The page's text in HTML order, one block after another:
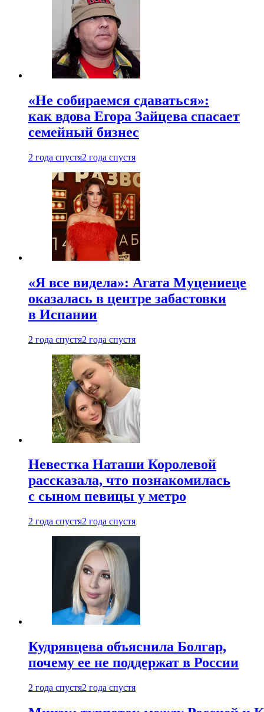
«Не собираемся сдаваться»:
как вдова Егора Зайцева спасает
семейный бизнес
2 года спустя2 года спустя
«Я все видела»: Агата Муцениеце
оказалась в центре забастовки
в Испании
2 года спустя2 года спустя
Невестка Наташи Королевой
рассказала, что познакомилась
с сыном певицы у метро
2 года спустя2 года спустя
Кудрявцева объяснила Болгар,
почему ее не поддержат в России
2 года спустя2 года спустя